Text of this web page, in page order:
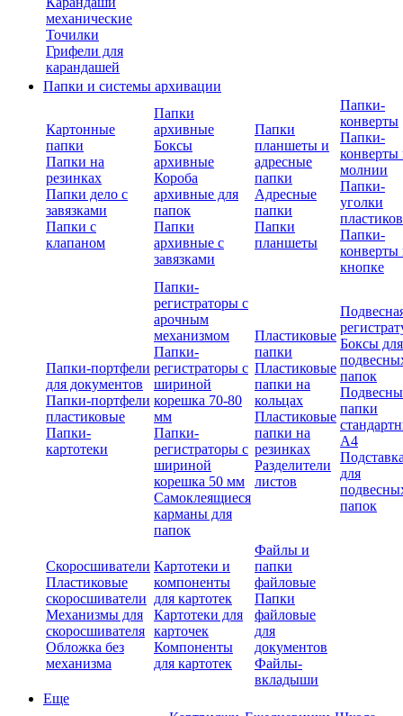
механические
Точилки
Грифели для
карандашей
Папки и системы архивации
Картонные
папки
Папки на
резинках
Папки дело с
завязками
Папки с
клапаном
Папки
архивные
Боксы
архивные
Короба
архивные для
папок
Папки
архивные с
завязками
Папки
планшеты и
адресные
папки
Адресные
папки
Папки
планшеты
Папки-
конверты
Папки-
конверты
молнии
Папки-
уголки
Папки-
конверты
кнопке
Папки-портфели
для документов
Папки-портфели
пластиковые
Папки-
картотеки
Папки-
регистраторы с
арочным
механизмом
Папки-
регистраторы с
шириной
корешка 70-80
мм
Папки-
регистраторы с
шириной
корешка 50 мм
Самоклеящиеся
карманы для
папок
Пластиковые
папки
Пластиковые
папки на
кольцах
Пластиковые
папки на
резинках
Разделители
листов
Боксы для
папок
папки
А4
для
папок
Скоросшиватели
Пластиковые
скоросшиватели
Механизмы для
скоросшивателя
Обложка без
механизма
Картотеки и
компоненты
для картотек
Картотеки для
карточек
Компоненты
для картотек
Файлы и
папки
файловые
Папки
файловые
для
документов
Файлы-
вкладыши
Еще